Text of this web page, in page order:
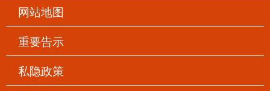
网站地图
重要告示
私隐政策